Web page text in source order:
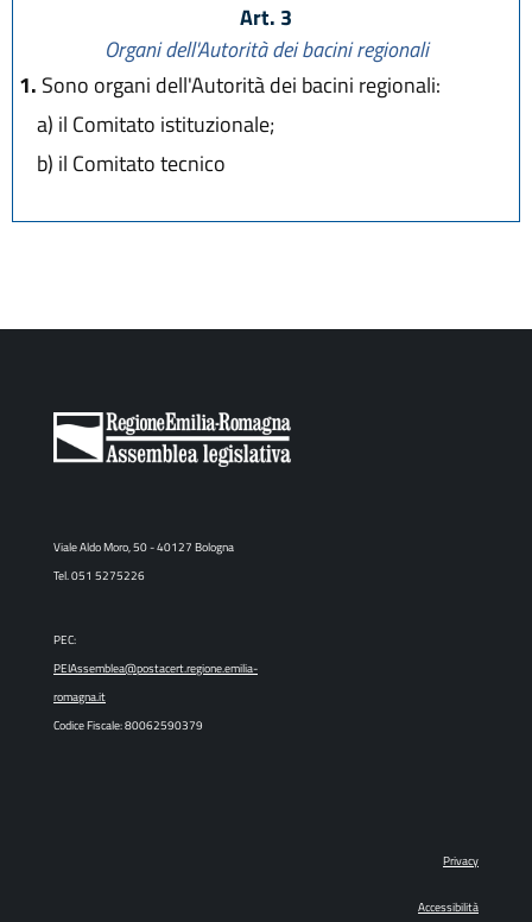
Art. 3
Organi dell'Autorità dei bacini regionali
1. Sono organi dell'Autorità dei bacini regionali:
a) il Comitato istituzionale;
b) il Comitato tecnico
Viale Aldo Moro, 50 - 40127 Bologna
Tel. 051 5275226
PEC:
PEIAssemblea@postacert.regione.emilia-
romagna.it
Codice Fiscale: 80062590379
Privacy
Accessibilità